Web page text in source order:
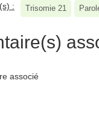
: Trisomie 21
associé